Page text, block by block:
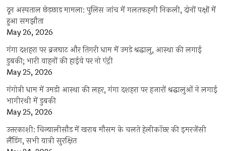
दून अस्पताल छेड़छाड़ मामला: पुलिस जांच में गलतफहमी निकली, दोनों पक्षों में
हुआ समझौता
May 26, 2026
गंगा दशहरा पर ब्रजघाट और तिगरी धाम में उमड़े श्रद्धालु, आस्था की लगाई
डुबकी; भारी वाहनों की हाईवे पर नो एंट्री
May 25, 2026
गंगोत्री धाम में उमड़ी आस्था की लहर, गंगा दशहरा पर हजारों श्रद्धालुओं ने लगाई
भागीरथी में डुबकी
May 25, 2026
उत्तरकाशी: चिन्यालीसौड़ में खराब मौसम के चलते हेलीकॉप्टर की इमरजेंसी
लैंडिंग, सभी यात्री सुरक्षित